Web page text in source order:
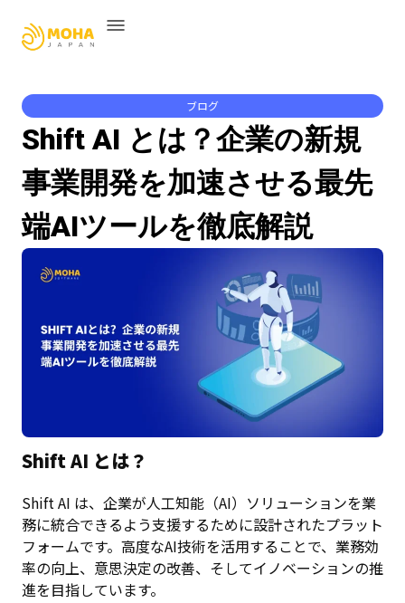
ブログ
Shift AI とは？企業の新規
事業開発を加速させる最先
端AIツールを徹底解説
Shift AI とは？
Shift AI は、企業が人工知能（AI）ソリューションを業
務に統合できるよう支援するために設計されたプラット
フォームです。高度なAI技術を活用することで、業務効
率の向上、意思決定の改善、そしてイノベーションの推
進を目指しています。